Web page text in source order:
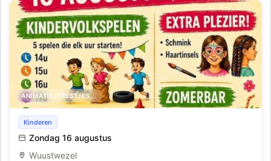
ANIMATIE, FEESTJES,..
Zomercafé
Kinderen
Zondag 16 augustus
Wuustwezel